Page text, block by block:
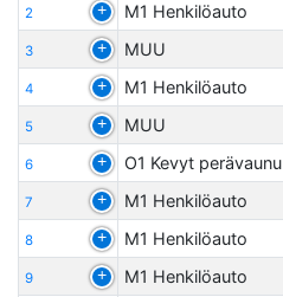
2 M1 Henkilöauto
3 MUU
4 M1 Henkilöauto
5 MUU
6 O1 Kevyt perävaunu
7 M1 Henkilöauto
8 M1 Henkilöauto
9 M1 Henkilöauto